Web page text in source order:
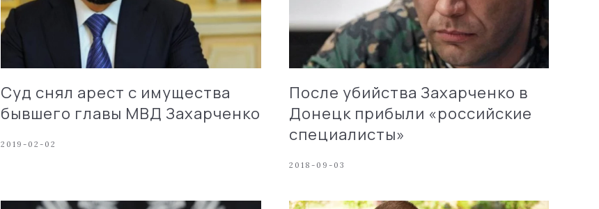
Суд снял арест с имущества
бывшего главы МВД Захарченко
2019-02-02
После убийства Захарченко в
Донецк прибыли «российские
специалисты»
2018-09-03